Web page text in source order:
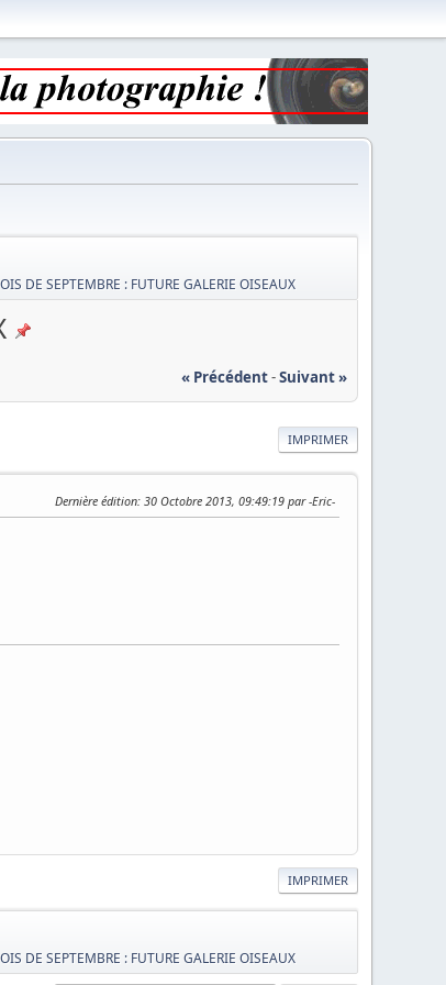
DE SEPTEMBRE : FUTURE GALERIE OISEAUX
« Précédent-Suivant »
IMPRIMER
Dernière édition: 30 Octobre 2013, 09:49:19 par -Eric-
IMPRIMER
DE SEPTEMBRE : FUTURE GALERIE OISEAUX